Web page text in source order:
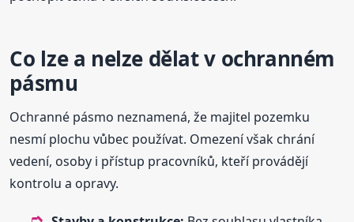
Co lze a nelze dělat v ochranném
pásmu
Ochranné pásmo neznamená, že majitel pozemku
nesmí plochu vůbec používat. Omezení však chrání
vedení, osoby i přístup pracovníků, kteří provádějí
kontrolu a opravy.